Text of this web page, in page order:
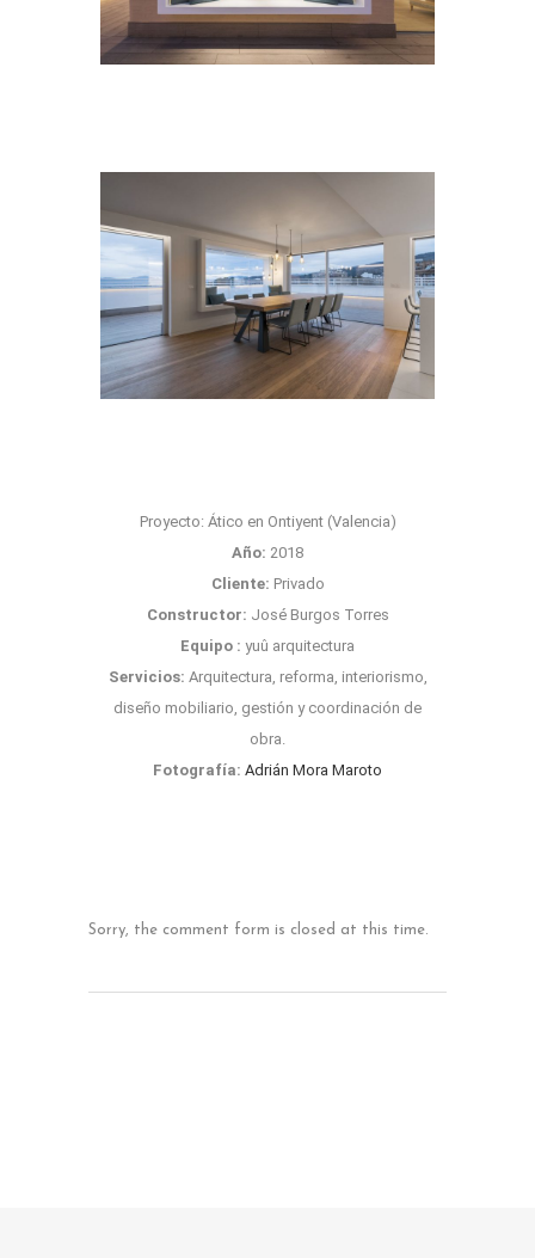
Proyecto: Ático en Ontiyent (Valencia)
Año: 2018
Cliente: Privado
Constructor: José Burgos Torres
Equipo : yuû arquitectura
Servicios: Arquitectura, reforma, interiorismo,
diseño mobiliario, gestión y coordinación de
obra.
Fotografía: Adrián Mora Maroto
Sorry, the comment form is closed at this time.